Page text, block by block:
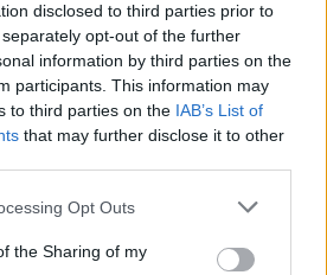
disclosed to third parties prior to
opt-out of the further
information by third parties on the
participants. This information may
to third parties on the IAB’s List of
that may further disclose it to other
app uses one or more Google
usage behaviour. You may click to
Opt Outs
the Sharing of my
Ειδήσεις
θέσεις εργασίας στο
πτυχίο)